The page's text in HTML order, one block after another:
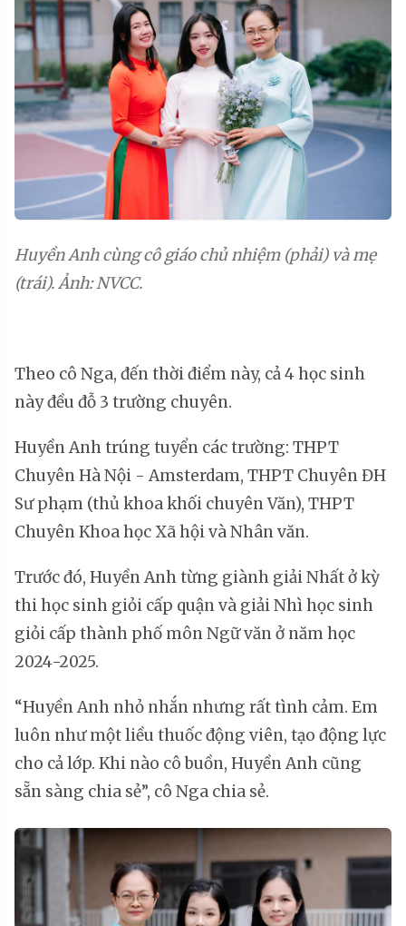
Huyền Anh cùng cô giáo chủ nhiệm (phải) và mẹ
(trái). Ảnh: NVCC.
Theo cô Nga, đến thời điểm này, cả 4 học sinh
này đều đỗ 3 trường chuyên.
Huyền Anh trúng tuyển các trường: THPT
Chuyên Hà Nội - Amsterdam, THPT Chuyên ĐH
Sư phạm (thủ khoa khối chuyên Văn), THPT
Chuyên Khoa học Xã hội và Nhân văn.
Trước đó, Huyền Anh từng giành giải Nhất ở kỳ
thi học sinh giỏi cấp quận và giải Nhì học sinh
giỏi cấp thành phố môn Ngữ văn ở năm học
2024-2025.
“Huyền Anh nhỏ nhắn nhưng rất tình cảm. Em
luôn như một liều thuốc động viên, tạo động lực
cho cả lớp. Khi nào cô buồn, Huyền Anh cũng
sẵn sàng chia sẻ”, cô Nga chia sẻ.